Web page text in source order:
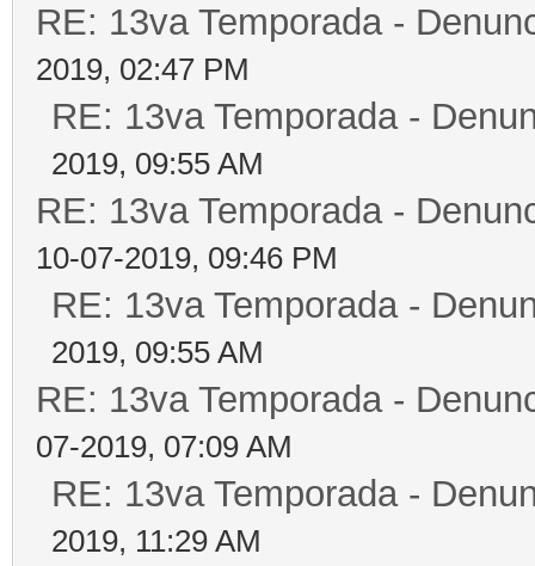
RE: 13va Temporada -
2019, 02:47 PM
RE: 13va Temporada -
2019, 09:55 AM
RE: 13va Temporada -
10-07-2019, 09:46 PM
RE: 13va Temporada -
2019, 09:55 AM
RE: 13va Temporada -
07-2019, 07:09 AM
RE: 13va Temporada -
2019, 11:29 AM